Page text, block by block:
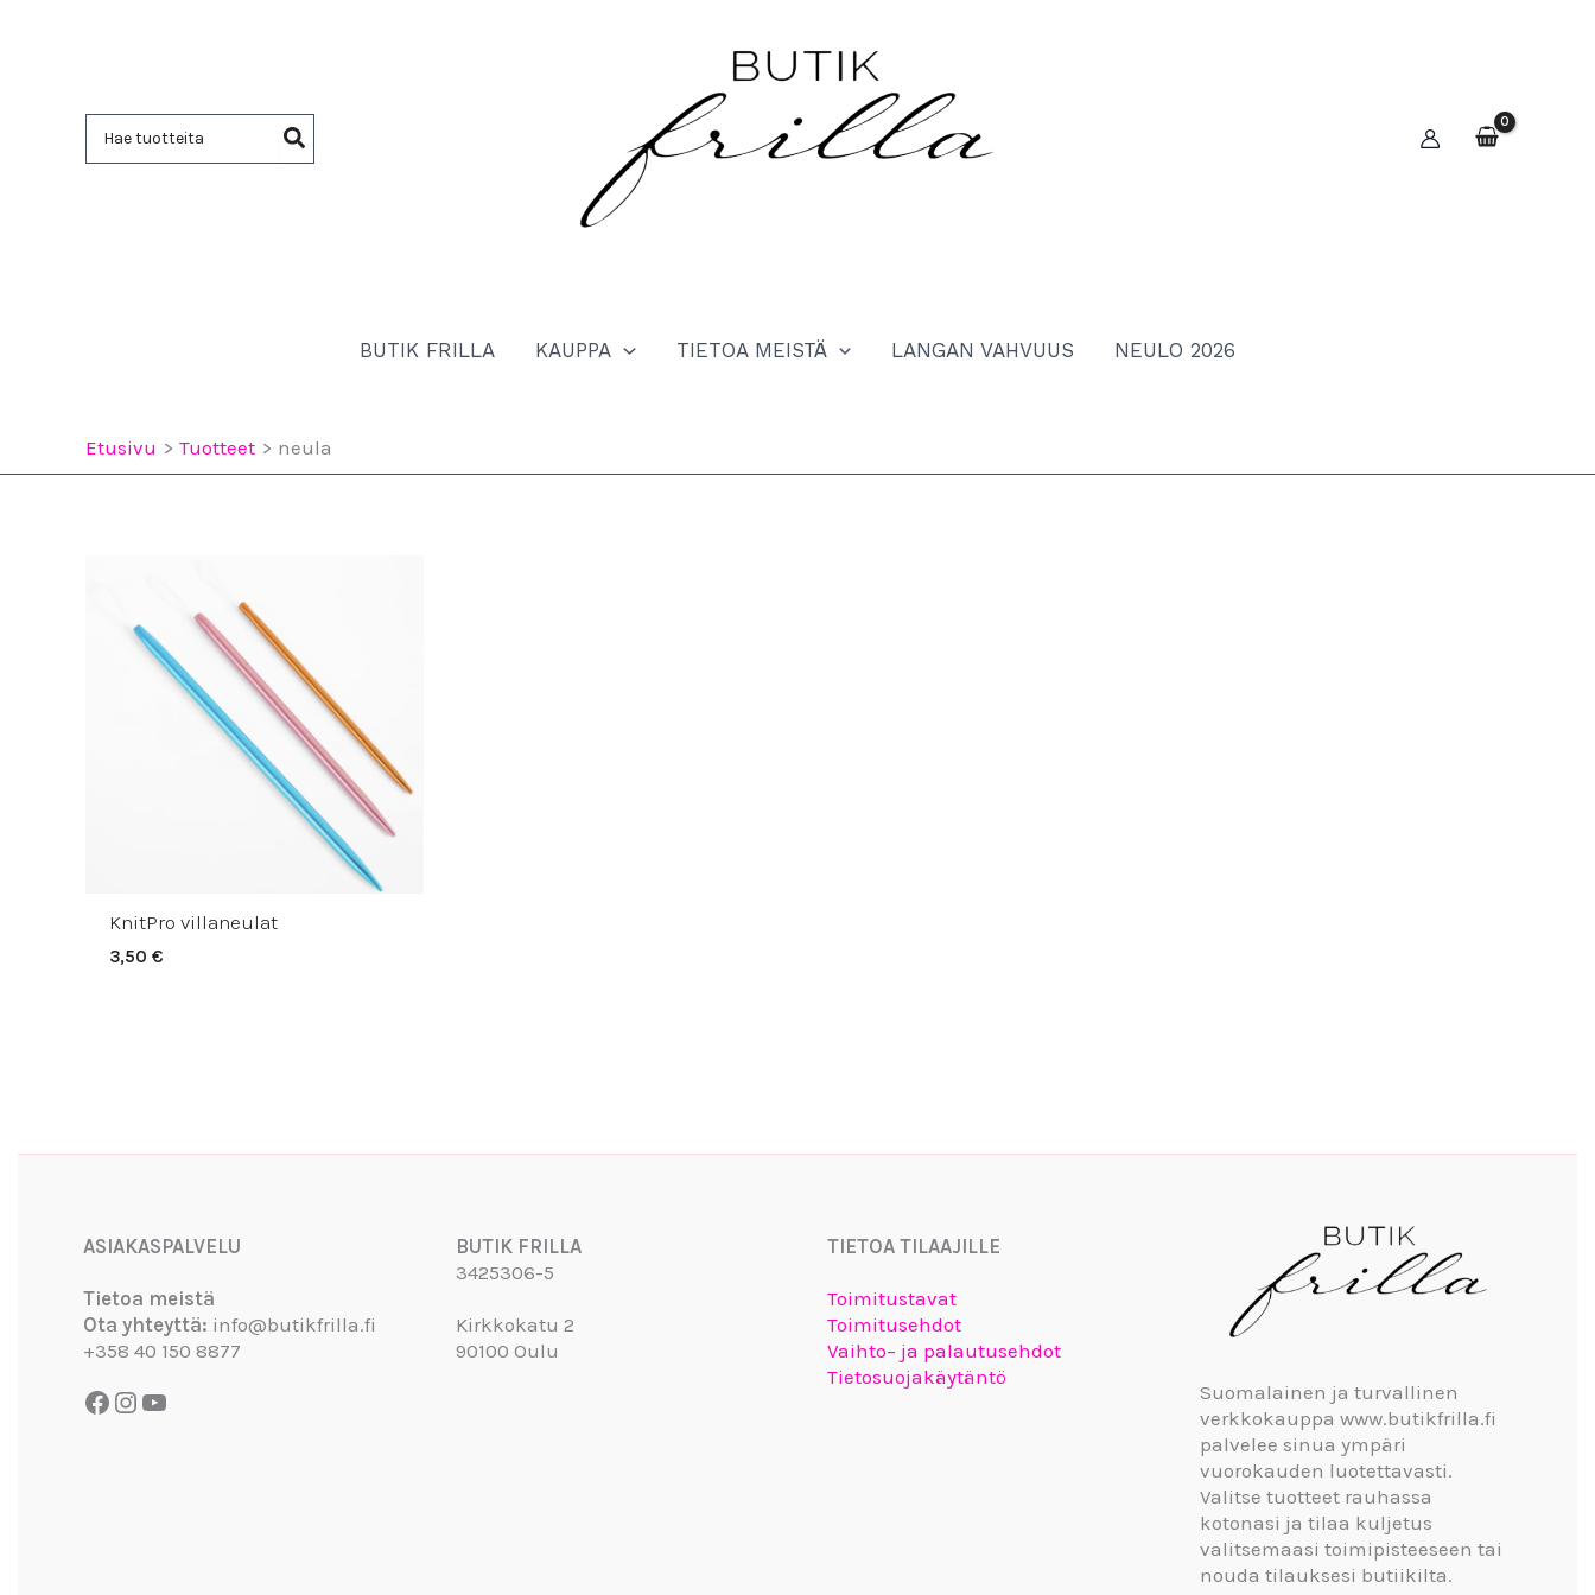
BUTIK FRILLA KAUPPA TIETOA MEISTÄ LANGAN VAHVUUS NEULO 2026
Etusivu Tuotteet neula
KnitPro villaneulat
3,50€
ASIAKASPALVELU
Tietoa meistä
Ota yhteyttä: info@butikfrilla.fi
+358 40 150 8877
BUTIK FRILLA
3425306-5
Kirkkokatu 2
90100 Oulu
TIETOA TILAAJILLE
Toimitustavat
Toimitusehdot
Vaihto– ja palautusehdot
Tietosuojakäytäntö
Suomalainen ja turvallinen
verkkokauppa www.butikfrilla.fi
palvelee sinua ympäri
vuorokauden luotettavasti.
Valitse tuotteet rauhassa
kotonasi ja tilaa kuljetus
valitsemaasi toimipisteeseen tai
nouda tilauksesi butiikilta.